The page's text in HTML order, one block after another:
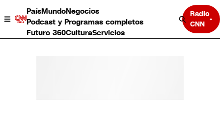
PaísMundoNegocios
Podcast y Programas completos
Futuro 360CulturaServicios
Radio
CNN